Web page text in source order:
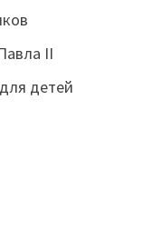
II
детей